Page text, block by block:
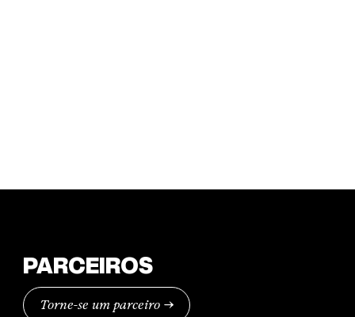
PARCEIROS
Torne-se um parceiro →